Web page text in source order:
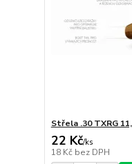
Střela .30 TXRG
22 Kč/ks
18 Kč bez DPH